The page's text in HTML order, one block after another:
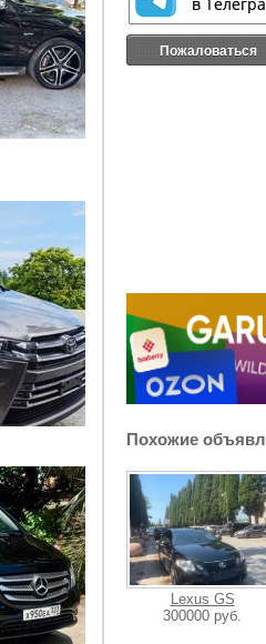
Пожаловаться
Похожие
Lexus GS
300000 руб.